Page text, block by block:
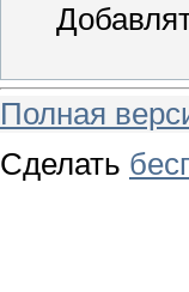
Полная
Сделать